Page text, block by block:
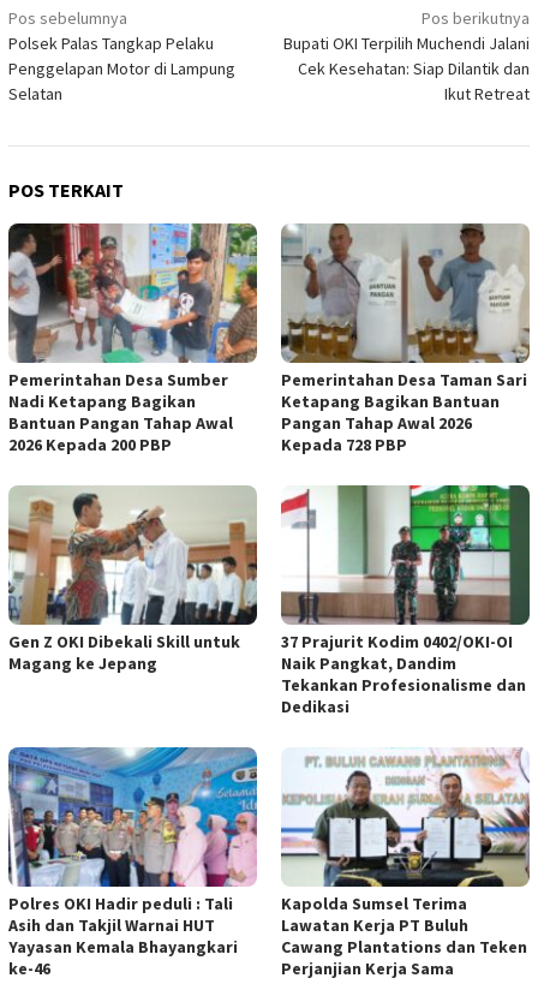
Navigasi
pos
Pos sebelumnya
Polsek Palas Tangkap Pelaku
Penggelapan Motor di Lampung
Selatan
Pos berikutnya
Bupati OKI Terpilih Muchendi Jalani
Cek Kesehatan: Siap Dilantik dan
Ikut Retreat
POS TERKAIT
Pemerintahan Desa Sumber
Nadi Ketapang Bagikan
Bantuan Pangan Tahap Awal
2026 Kepada 200 PBP
Pemerintahan Desa Taman Sari
Ketapang Bagikan Bantuan
Pangan Tahap Awal 2026
Kepada 728 PBP
Gen Z OKI Dibekali Skill untuk
Magang ke Jepang
37 Prajurit Kodim 0402/OKI-OI
Naik Pangkat, Dandim
Tekankan Profesionalisme dan
Dedikasi
Polres OKI Hadir peduli : Tali
Asih dan Takjil Warnai HUT
Yayasan Kemala Bhayangkari
ke-46
Kapolda Sumsel Terima
Lawatan Kerja PT Buluh
Cawang Plantations dan Teken
Perjanjian Kerja Sama